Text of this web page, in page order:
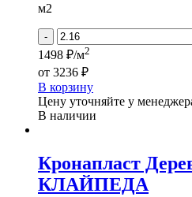
-
НИДА
м2
-
1498 ₽/м2
от 3236 ₽
В корзину
Цену уточняйте у
В наличии
Кронапласт
КЛАЙПЕДА